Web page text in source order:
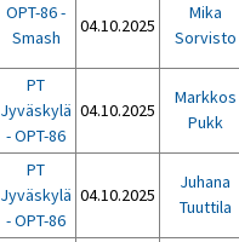
OPT-86 -
Smash
04.10.2025
Mika
Sorvisto
PT
Jyväskylä
- OPT-86
04.10.2025
Markkos
Pukk
PT
Jyväskylä
- OPT-86
04.10.2025
Juhana
Tuuttila